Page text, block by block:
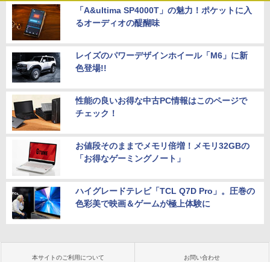
「A&ultima SP4000T」の魅力！ポケットに入
るオーディオの醍醐味
レイズのパワーデザインホイール「M6」に新
色登場!!
性能の良いお得な中古PC情報はこのページで
チェック！
お値段そのままでメモリ倍増！メモリ32GBの
「お得なゲーミングノート」
ハイグレードテレビ「TCL Q7D Pro」。圧巻の
色彩美で映画＆ゲームが極上体験に
本サイトのご利用について お問い合わせ